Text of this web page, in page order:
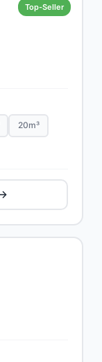
Top-Seller
20m³